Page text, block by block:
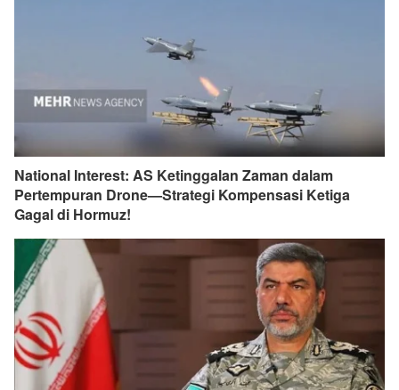
National Interest: AS Ketinggalan Zaman dalam
Pertempuran Drone—Strategi Kompensasi Ketiga
Gagal di Hormuz!